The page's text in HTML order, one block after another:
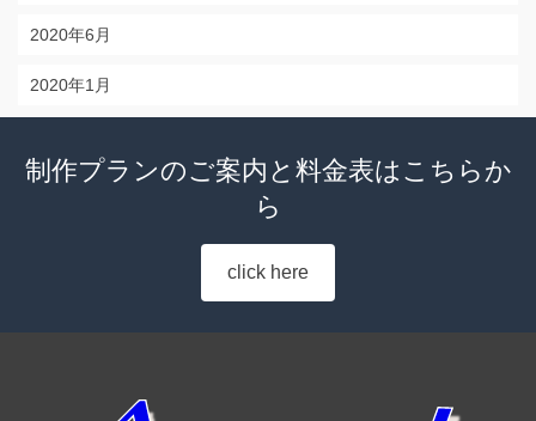
2020年6月
2020年1月
制作プランのご案内と料金表はこちらか
ら
click here